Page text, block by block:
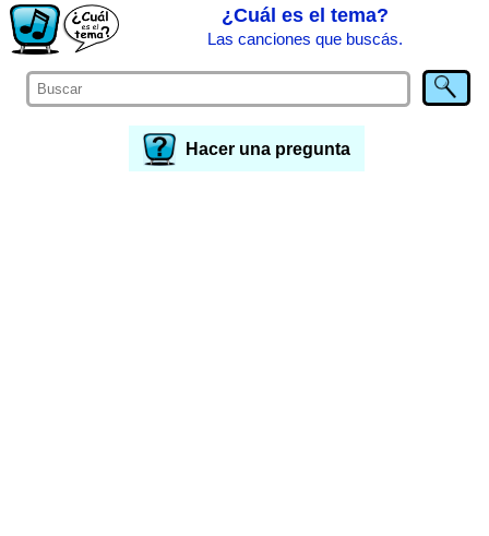
¿Cuál es el tema?
Las canciones que buscás.
Hacer una pregunta